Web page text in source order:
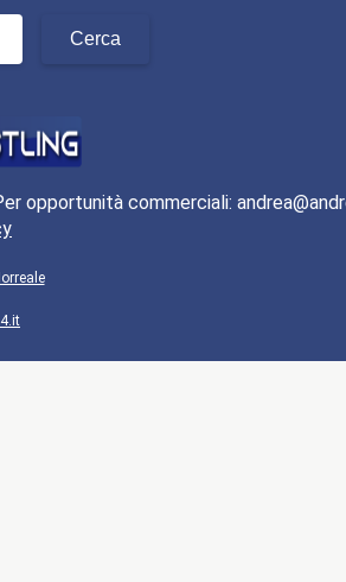
opportunità commerciali: